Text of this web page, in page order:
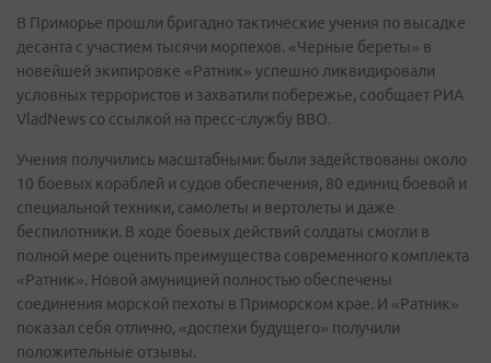
В Приморье прошли бригадно тактические учения по высадке
десанта с участием тысячи морпехов. «Черные береты» в
новейшей экипировке «Ратник» успешно ликвидировали
условных террористов и захватили побережье, сообщает РИА
VladNews со ссылкой на пресс-службу ВВО.
Учения получились масштабными: были задействованы около
10 боевых кораблей и судов обеспечения, 80 единиц боевой и
специальной техники, самолеты и вертолеты и даже
беспилотники. В ходе боевых действий солдаты смогли в
полной мере оценить преимущества современного комплекта
«Ратник». Новой амуницией полностью обеспечены
соединения морской пехоты в Приморском крае. И «Ратник»
показал себя отлично, «доспехи будущего» получили
положительные отзывы.